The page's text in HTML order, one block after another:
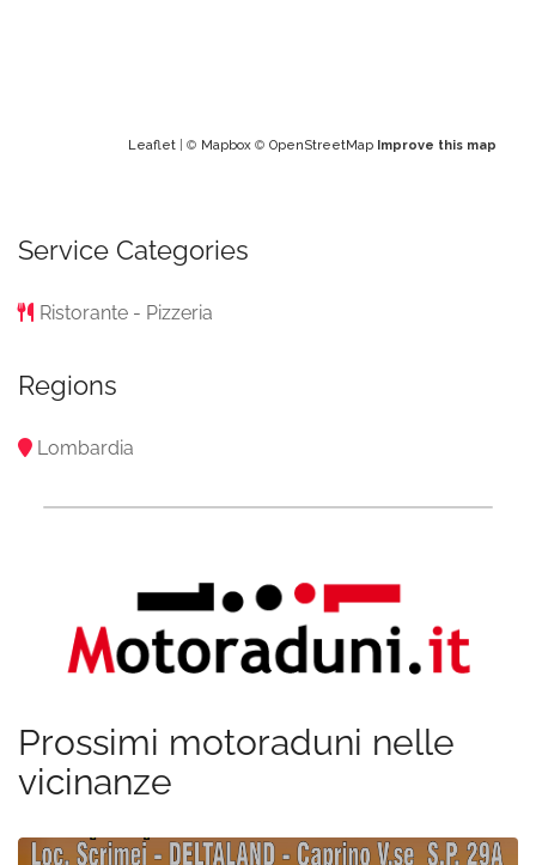
Leaflet | © Mapbox © OpenStreetMap Improve this map
Service Categories
Ristorante - Pizzeria
Regions
Lombardia
Prossimi motoraduni nelle
vicinanze